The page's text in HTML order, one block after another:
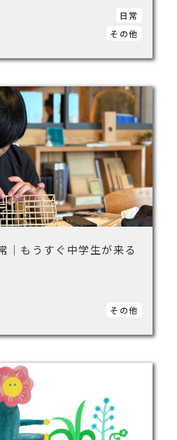
日常
その他
｜もうすぐ中学生が来る
その他